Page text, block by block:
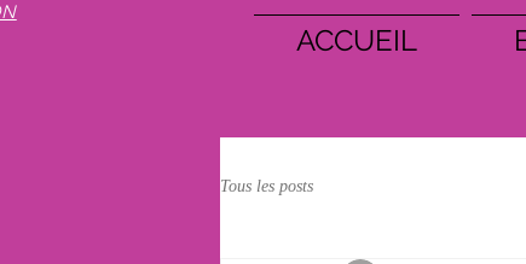
ACCUEIL
Tous les posts